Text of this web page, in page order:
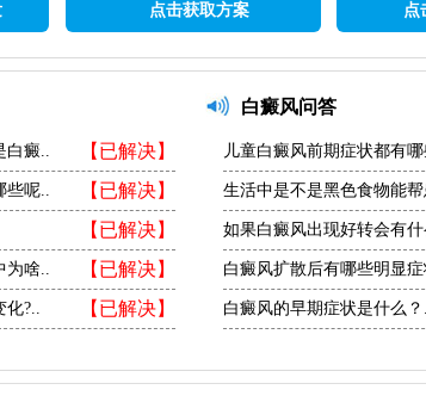
点击获取方案 点
【已解决】
白癜..
【已解决】
些呢..
【已解决】
【已解决】
为啥..
【已解决】
化?..
白癜风问答
儿童白癜风前期症状都有
生活中是不是黑色食物能帮
如果白癜风出现好转会有什
白癜风扩散后有哪些明显症
白癜风的早期症状是什么？